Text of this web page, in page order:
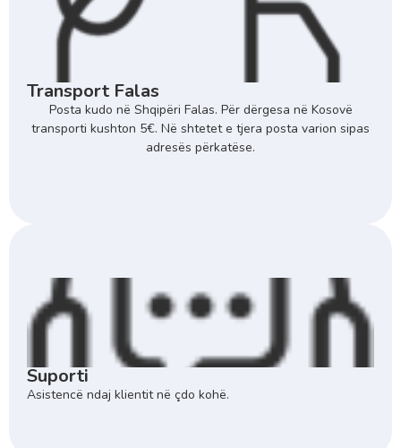
Transport Falas
Posta kudo në Shqipëri Falas. Për dërgesa në Kosovë
transporti kushton 5€. Në shtetet e tjera posta varion sipas
adresës përkatëse.
Suporti
Asistencë ndaj klientit në çdo kohë.